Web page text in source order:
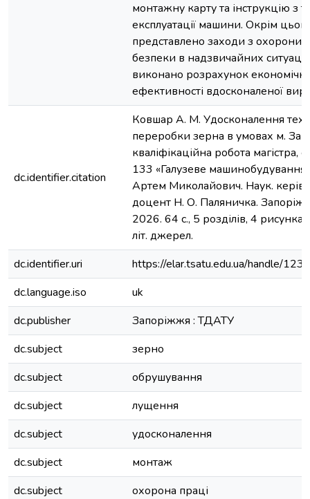
монтажну карту та інструкцію з
експлуатації машини. Окрім
представлено заходи з охорони
безпеки в надзвичайних
виконано розрахунок
ефективності вдосконаленої
dc.identifier.citation
Ковшар А. М. Удосконалення
переробки зерна в умовах м.
кваліфікаційна робота магістра,
133 «Галузеве
Артем Миколайович. Наук.
доцент Н. О. Паляничка.
2026. 64 с., 5 розділів, 4
літ. джерел.
dc.identifier.uri
https://elar.tsatu.edu.ua/handle/
dc.language.iso
uk
dc.publisher
Запоріжжя : ТДАТУ
dc.subject
зерно
dc.subject
обрушування
dc.subject
лущення
dc.subject
удосконалення
dc.subject
монтаж
dc.subject
охорона праці